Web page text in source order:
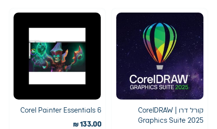
קורל דרו | CorelDRAW
Graphics Suite 2025
Corel Painter Essentials 6
₪133.00